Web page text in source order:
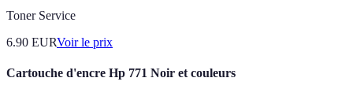
Toner Service
6.90 EURVoir le prix
Cartouche d'encre Hp 771 Noir et couleurs